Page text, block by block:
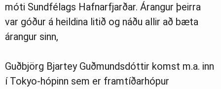
móti Sundfélags Hafnarfjarðar. Árangur þeirra
var góður á heildina litið og náðu allir að bæta
árangur sinn,
Guðbjörg Bjartey Guðmundsdóttir komst m.a. inn
í Tokyo-hópinn sem er framtíðarhópur